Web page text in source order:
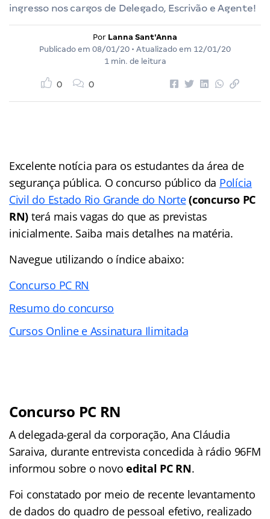
ingresso nos cargos de Delegado, Escrivão e Agente!
Por Lanna Sant'Anna
Publicado em 08/01/20 • Atualizado em 12/01/20
1 min. de leitura
0 0
Excelente notícia para os estudantes da área de
segurança pública. O concurso público da Polícia
Civil do Estado Rio Grande do Norte(concurso PC
RN) terá mais vagas do que as previstas
inicialmente. Saiba mais detalhes na matéria.
Navegue utilizando o índice abaixo:
Concurso PC RN
Resumo do concurso
Cursos Online e Assinatura Ilimitada
Concurso PC RN
A delegada-geral da corporação, Ana Cláudia
Saraiva, durante entrevista concedida à rádio 96FM
informou sobre o novoedital PC RN.
Foi constatado por meio de recente levantamento
de dados do quadro de pessoal efetivo, realizado